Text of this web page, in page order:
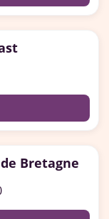
Bretagne